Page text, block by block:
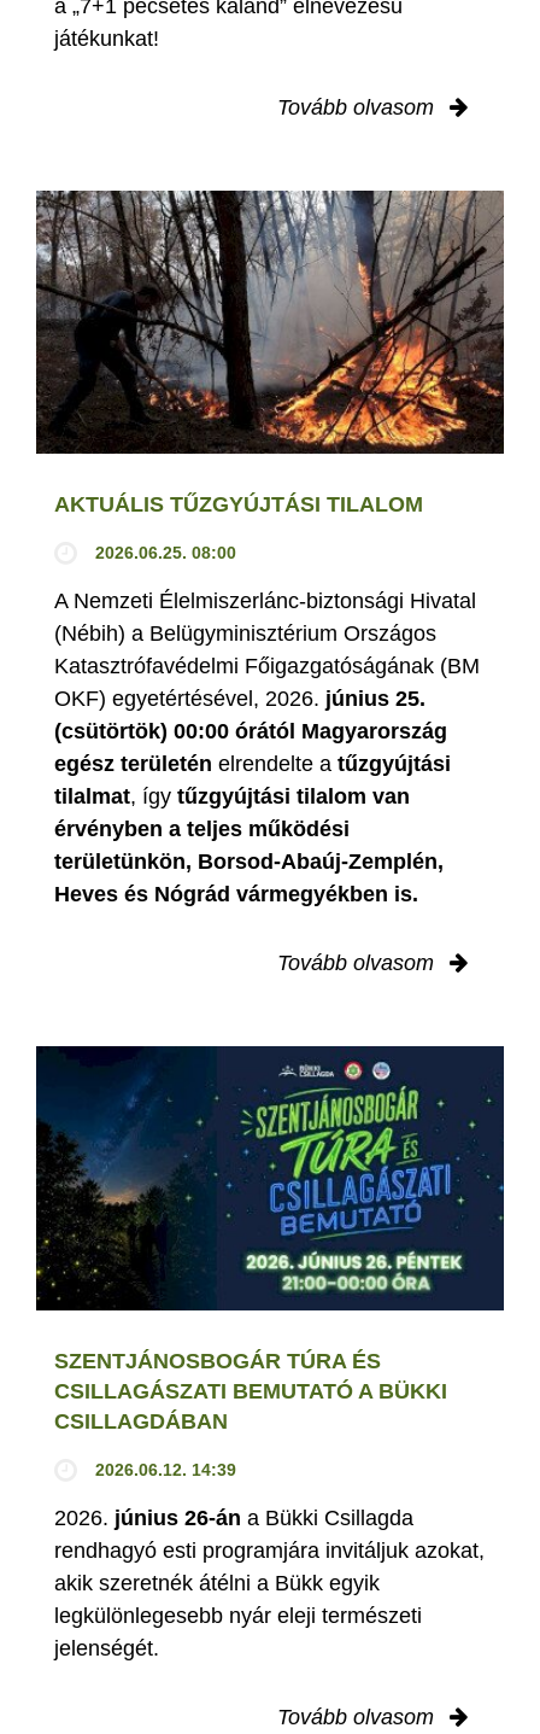
a „7+1 pecsétes kaland” elnevezésű
játékunkat!
Tovább olvasom
AKTUÁLIS TŰZGYÚJTÁSI TILALOM
2026.06.25. 08:00
A Nemzeti Élelmiszerlánc-biztonsági Hivatal
(Nébih) a Belügyminisztérium Országos
Katasztrófavédelmi Főigazgatóságának (BM
OKF) egyetértésével, 2026. június 25.
(csütörtök) 00:00 órától Magyarország
egész területén elrendelte a tűzgyújtási
tilalmat, így tűzgyújtási tilalom van
érvényben a teljes működési
területünkön, Borsod-Abaúj-Zemplén,
Heves és Nógrád vármegyékben is.
Tovább olvasom
SZENTJÁNOSBOGÁR TÚRA ÉS
CSILLAGÁSZATI BEMUTATÓ A BÜKKI
CSILLAGDÁBAN
2026.06.12. 14:39
2026. június 26-án a Bükki Csillagda
rendhagyó esti programjára invitáljuk azokat,
akik szeretnék átélni a Bükk egyik
legkülönlegesebb nyár eleji természeti
jelenségét.
Tovább olvasom